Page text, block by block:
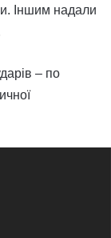
Іншим надали
– по